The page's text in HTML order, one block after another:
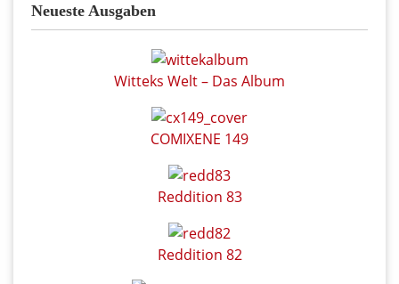
Neueste Ausgaben
Witteks Welt – Das Album
COMIXENE 149
Reddition 83
Reddition 82